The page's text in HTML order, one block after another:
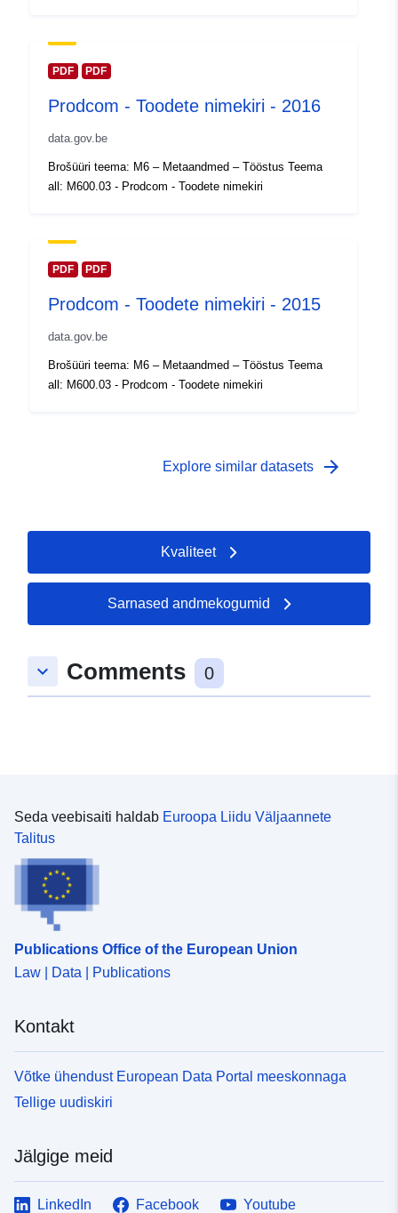
Geograafiline
ulatus:
] ]
Identifikaatorid: Q3026#ID
sed:
-
31 December 2014
PDF PDF
Prodcom - Toodete nimekiri - 2016
data.gov.be
Brošüüri teema: M6 – Metaandmed – Tööstus Teema
all: M600.03 - Prodcom - Toodete nimekiri
PDF PDF
Prodcom - Toodete nimekiri - 2015
data.gov.be
Brošüüri teema: M6 – Metaandmed – Tööstus Teema
all: M600.03 - Prodcom - Toodete nimekiri
Explore similar datasets arrow_forward
Kvaliteet
Sarnased andmekogumid
keyboard_arrow_down Comments 0
Seda veebisaiti haldab Euroopa Liidu Väljaannete
Talitus
Publications Office of the European Union
Law | Data | Publications
Kontakt
Võtke ühendust European Data Portal meeskonnaga
Tellige uudiskiri
Jälgige meid
LinkedIn Facebook
Youtube